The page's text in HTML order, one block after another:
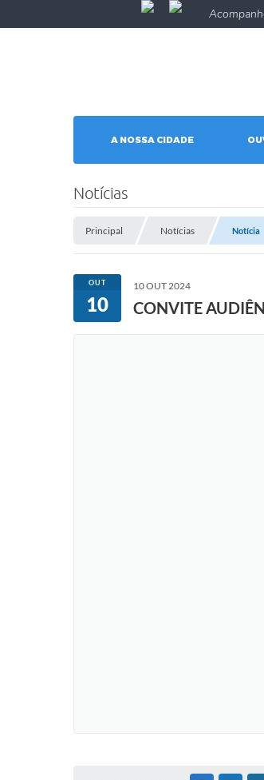
A NOSSA CIDADE
Notícias
Principal Notícias Notícia
OUT
10
10 OUT 2024
CONVITE